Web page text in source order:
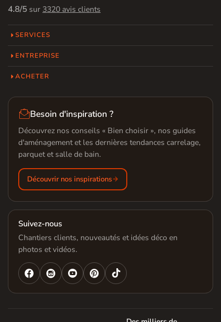
4.8/5 sur 3320 avis clients
SERVICES
ENTREPRISE
ACHETER
Besoin d'inspiration ?
Découvrez nos conseils « Bien choisir », nos guides
d'aménagement et les dernières tendances carrelage,
parquet et salle de bain.
Découvrir nos inspirations
Suivez-nous
Chantiers clients, nouveautés et idées déco en
photos et vidéos.
   